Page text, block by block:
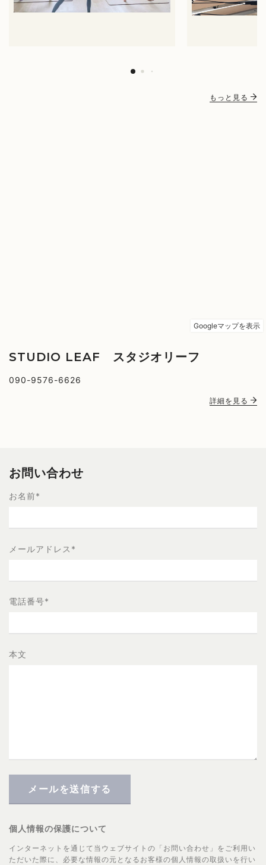
もっと見る
STUDIO LEAF スタジオリーフ
090-9576-6626
詳細を見る
お問い合わせ
お名前*
メールアドレス *
電話番号*
本文
メールを送信する
個人情報の保護について
インターネットを通じて当ウェブサイトの「お問い合わせ」をご利用い
ただいた際に、必要な情報の元となるお客様の個人情報の取扱いを行い